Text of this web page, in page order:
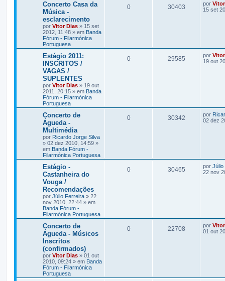
Concerto Casa da
Música -
esclarecimento
por Vitor Dias » 15 set
2012, 11:48 » em Banda
Fórum - Filarmónica
Portuguesa
0 30403 por
15 set
Estágio 2011:
INSCRITOS /
VAGAS /
SUPLENTES
por Vitor Dias » 19 out
2011, 20:15 » em Banda
Fórum - Filarmónica
Portuguesa
0 29585 por
19 out
Concerto de
Águeda -
Multimédia
por Ricardo Jorge Silva
» 02 dez 2010, 14:59 »
em Banda Fórum -
Filarmónica Portuguesa
0 30342 por
02 dez
Estágio -
Castanheira do
Vouga /
Recomendações
por Júlio Ferreira » 22
nov 2010, 22:44 » em
Banda Fórum -
Filarmónica Portuguesa
0 30465 por Júlio
22 nov
Concerto de
Águeda - Músicos
Inscritos
(confirmados)
por Vitor Dias » 01 out
2010, 09:24 » em Banda
Fórum - Filarmónica
Portuguesa
0 22708 por
01 out